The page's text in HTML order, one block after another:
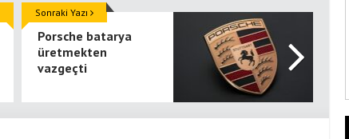
Porsche batarya
üretmekten
vazgeçti
Sonraki Yazı